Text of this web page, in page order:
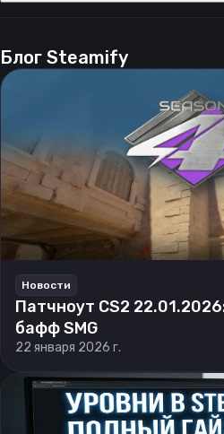
Блог Steamify
Новости
Патчноут CS2
бафф SMG
22 января 2026 г.